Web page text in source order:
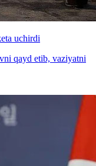
uchirdi
qayd etib, vaziyatni